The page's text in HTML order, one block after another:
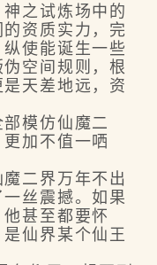
之试炼场中的
资质实力，完
使能诞生一些
空间规则，根
天差地远，资
模仿仙魔二
加不值一哂
二界万年不出
丝震撼。如果
甚至都要怀
仙界某个仙王